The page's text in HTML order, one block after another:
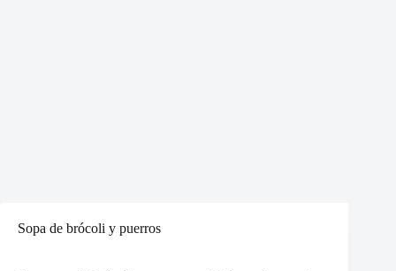
Sopa de brócoli y puerros